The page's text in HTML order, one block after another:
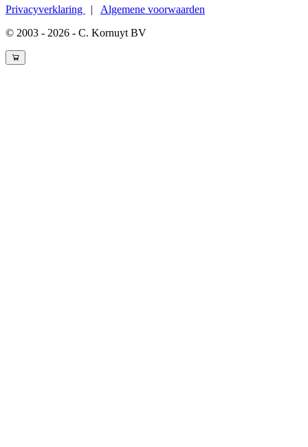
Privacyverklaring | Algemene voorwaarden
© 2003 - 2026 - C. Kornuyt BV